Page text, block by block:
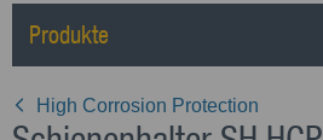
Produkte
High Corrosion Protection